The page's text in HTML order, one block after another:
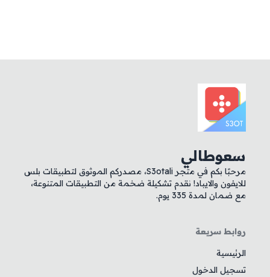
سعوطالي
مرحبًا بكم في متجر S3otali، مصدركم الموثوق لتطبيقات بلس
للايفون والايباد! نقدم تشكيلة ضخمة من التطبيقات المتنوعة،
مع ضمان لمدة 335 يوم.
روابط سريعة
الرئيسية
تسجيل الدخول